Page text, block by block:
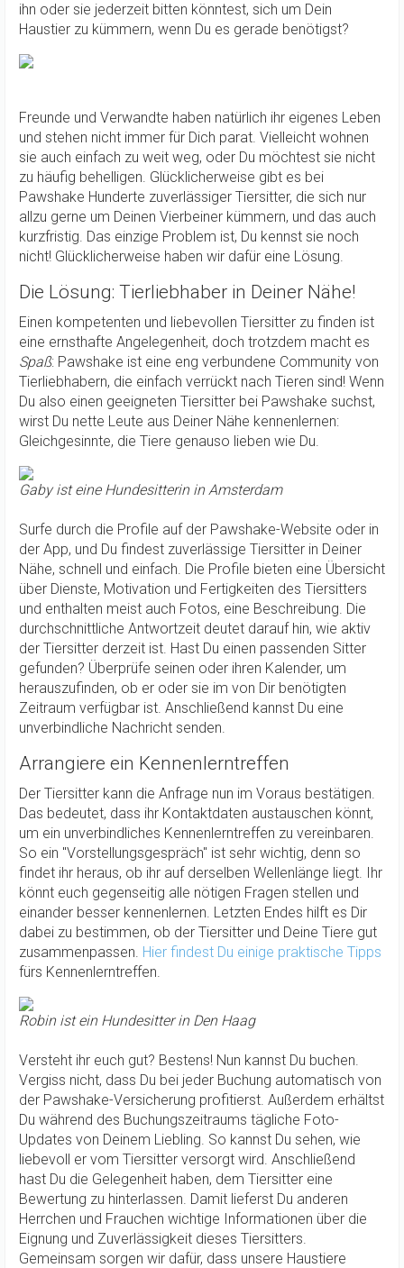
ihn oder sie jederzeit bitten könntest, sich um Dein
Haustier zu kümmern, wenn Du es gerade benötigst?
Freunde und Verwandte haben natürlich ihr eigenes Leben
und stehen nicht immer für Dich parat. Vielleicht wohnen
sie auch einfach zu weit weg, oder Du möchtest sie nicht
zu häufig behelligen. Glücklicherweise gibt es bei
Pawshake Hunderte zuverlässiger Tiersitter, die sich nur
allzu gerne um Deinen Vierbeiner kümmern, und das auch
kurzfristig. Das einzige Problem ist, Du kennst sie noch
nicht! Glücklicherweise haben wir dafür eine Lösung.
Die Lösung: Tierliebhaber in Deiner Nähe!
Einen kompetenten und liebevollen Tiersitter zu finden ist
eine ernsthafte Angelegenheit, doch trotzdem macht es
Spaß: Pawshake ist eine eng verbundene Community von
Tierliebhabern, die einfach verrückt nach Tieren sind! Wenn
Du also einen geeigneten Tiersitter bei Pawshake suchst,
wirst Du nette Leute aus Deiner Nähe kennenlernen:
Gleichgesinnte, die Tiere genauso lieben wie Du.
Gaby ist eine Hundesitterin in Amsterdam
Surfe durch die Profile auf der Pawshake-Website oder in
der App, und Du findest zuverlässige Tiersitter in Deiner
Nähe, schnell und einfach. Die Profile bieten eine Übersicht
über Dienste, Motivation und Fertigkeiten des Tiersitters
und enthalten meist auch Fotos, eine Beschreibung. Die
durchschnittliche Antwortzeit deutet darauf hin, wie aktiv
der Tiersitter derzeit ist. Hast Du einen passenden Sitter
gefunden? Überprüfe seinen oder ihren Kalender, um
herauszufinden, ob er oder sie im von Dir benötigten
Zeitraum verfügbar ist. Anschließend kannst Du eine
unverbindliche Nachricht senden.
Arrangiere ein Kennenlerntreffen
Der Tiersitter kann die Anfrage nun im Voraus bestätigen.
Das bedeutet, dass ihr Kontaktdaten austauschen könnt,
um ein unverbindliches Kennenlerntreffen zu vereinbaren.
So ein "Vorstellungsgespräch" ist sehr wichtig, denn so
findet ihr heraus, ob ihr auf derselben Wellenlänge liegt. Ihr
könnt euch gegenseitig alle nötigen Fragen stellen und
einander besser kennenlernen. Letzten Endes hilft es Dir
dabei zu bestimmen, ob der Tiersitter und Deine Tiere gut
zusammenpassen. Hier findest Du einige praktische Tipps
fürs Kennenlerntreffen.
Robin ist ein Hundesitter in Den Haag
Versteht ihr euch gut? Bestens! Nun kannst Du buchen.
Vergiss nicht, dass Du bei jeder Buchung automatisch von
der Pawshake-Versicherung profitierst. Außerdem erhältst
Du während des Buchungszeitraums tägliche Foto-
Updates von Deinem Liebling. So kannst Du sehen, wie
liebevoll er vom Tiersitter versorgt wird. Anschließend
hast Du die Gelegenheit haben, dem Tiersitter eine
Bewertung zu hinterlassen. Damit lieferst Du anderen
Herrchen und Frauchen wichtige Informationen über die
Eignung und Zuverlässigkeit dieses Tiersitters.
Gemeinsam sorgen wir dafür, dass unsere Haustiere